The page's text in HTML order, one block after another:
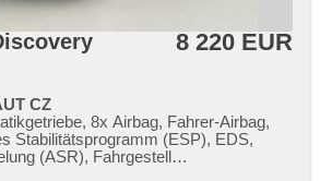
8 220 EUR
CZ
8x Airbag, Fahrer-Airbag,
Stabilitätsprogramm (ESP), EDS,
(ASR), Fahrgestell